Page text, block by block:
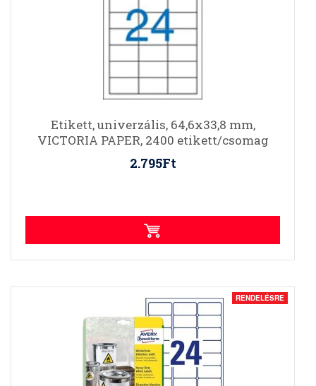
Etikett, univerzális, 64,6x33,8 mm,
VICTORIA PAPER, 2400 etikett/csomag
2.795Ft
RENDELÉSRE